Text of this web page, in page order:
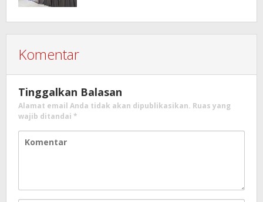
Komentar
Tinggalkan Balasan
Alamat email Anda tidak akan dipublikasikan. Ruas yang
wajib ditandai *